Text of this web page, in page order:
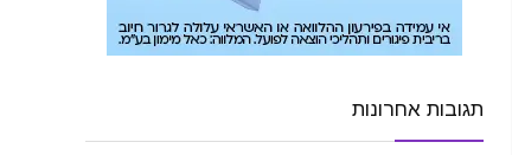
תגובות אחרונות